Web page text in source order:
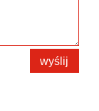
wyślij